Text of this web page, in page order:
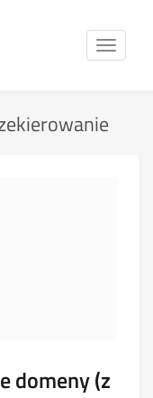
Toggle
domeny (z